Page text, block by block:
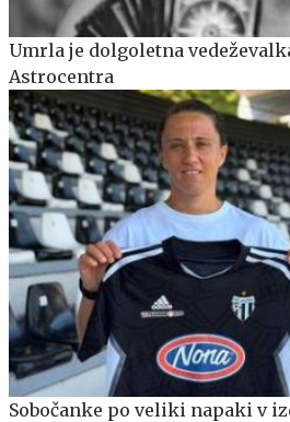
Umrla je dolgoletna
Astrocentra
Sobočanke po veliki napaki v